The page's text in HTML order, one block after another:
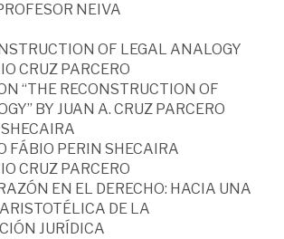
NEIVA
OF LEGAL ANALOGY
CRUZ PARCERO
“THE RECONSTRUCTION OF
BY JUAN A. CRUZ PARCERO
FÁBIO PERIN SHECAIRA
CRUZ PARCERO
EN EL DERECHO: HACIA UNA
DE LA
JURÍDICA